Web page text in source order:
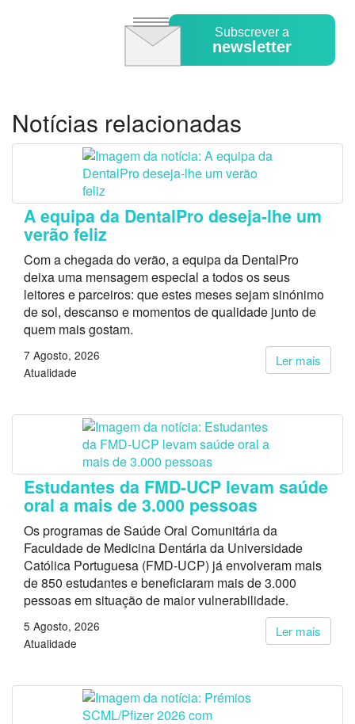
Subscrever a
newsletter
Notícias relacionadas
A equipa da DentalPro deseja-lhe um
verão feliz
Com a chegada do verão, a equipa da DentalPro
deixa uma mensagem especial a todos os seus
leitores e parceiros: que estes meses sejam sinónimo
de sol, descanso e momentos de qualidade junto de
quem mais gostam.
Ler mais
7 Agosto, 2026
Atualidade
Estudantes da FMD-UCP levam saúde
oral a mais de 3.000 pessoas
Os programas de Saúde Oral Comunitária da
Faculdade de Medicina Dentária da Universidade
Católica Portuguesa (FMD-UCP) já envolveram mais
de 850 estudantes e beneficiaram mais de 3.000
pessoas em situação de maior vulnerabilidade.
Ler mais
5 Agosto, 2026
Atualidade